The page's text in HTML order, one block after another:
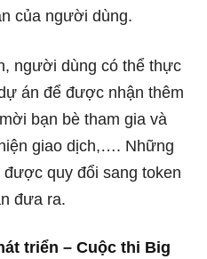
của người dùng.
người dùng có thể thực
án để được nhận thêm
bạn bè tham gia và
giao dịch,…. Những
quy đổi sang token
đưa ra.
triển – Cuộc thi Big